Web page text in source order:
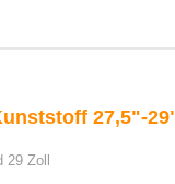
27,5"-
Zoll